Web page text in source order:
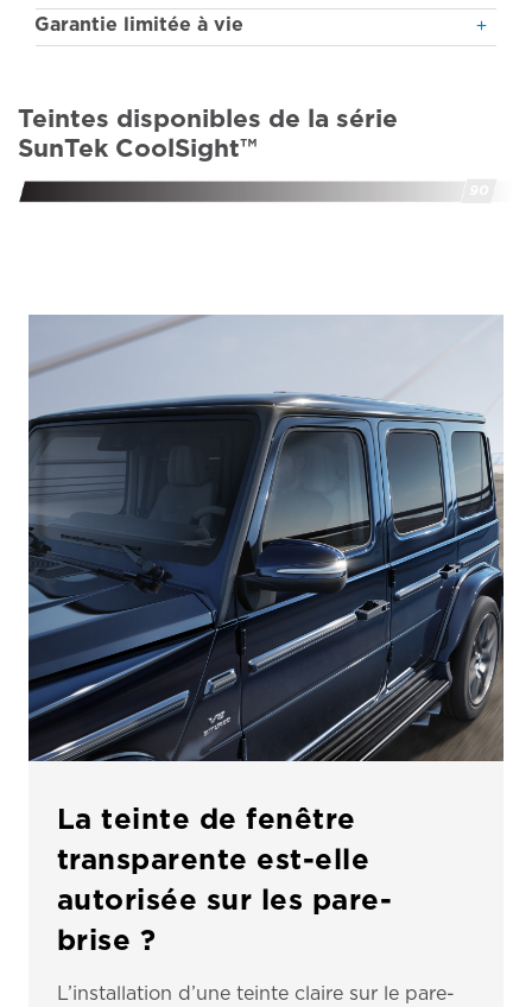
Garantie limitée à vie
Teintes disponibles de la série
SunTek CoolSight™
La teinte de fenêtre
transparente est-elle
autorisée sur les pare-
brise ?
L’installation d’une teinte claire sur le pare-